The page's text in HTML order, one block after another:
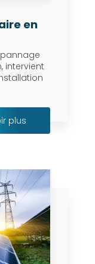
en
intervient
plus